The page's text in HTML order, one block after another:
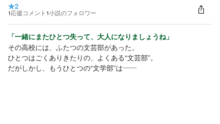
★2
1応援コメント 1小説のフォロワー
「一緒にまたひとつ失って、大人になりましょうね」
その高校には、ふたつの文芸部があった。
ひとつはごくありきたりの、よくある“文芸部”。
だがしかし、もうひとつの“文学部”は――